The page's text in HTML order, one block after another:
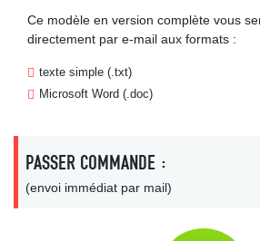
Ce modèle en version complète vous
directement par e-mail aux formats :
texte simple (.txt)
Microsoft Word (.doc)
PASSER COMMANDE :
(envoi immédiat par mail)